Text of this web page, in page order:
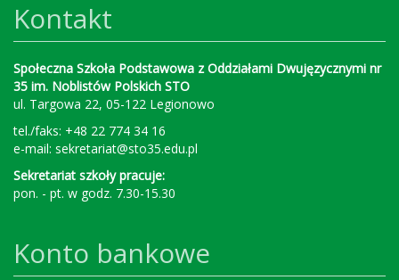
Kontakt
Społeczna Szkoła Podstawowa z Oddziałami Dwujęzycznymi nr
35 im. Noblistów Polskich STO
ul. Targowa 22, 05-122 Legionowo
tel./faks: +48 22 774 34 16
e-mail: sekretariat@sto35.edu.pl
Sekretariat szkoły pracuje:
pon. - pt. w godz. 7.30-15.30
Konto bankowe